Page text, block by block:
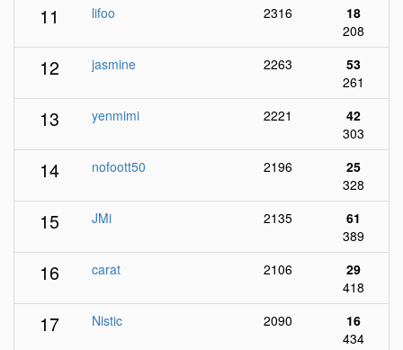
11 lifoo 2316
18
208
12 jasmine 2263
53
261
13 yenmimi 2221
42
303
14 nofoott50 2196
25
328
15 JMi 2135
61
389
16 carat 2106
29
418
17 Nistic 2090
16
434